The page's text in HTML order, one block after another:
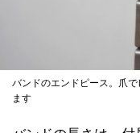
バンドのエンドピース。爪
ます